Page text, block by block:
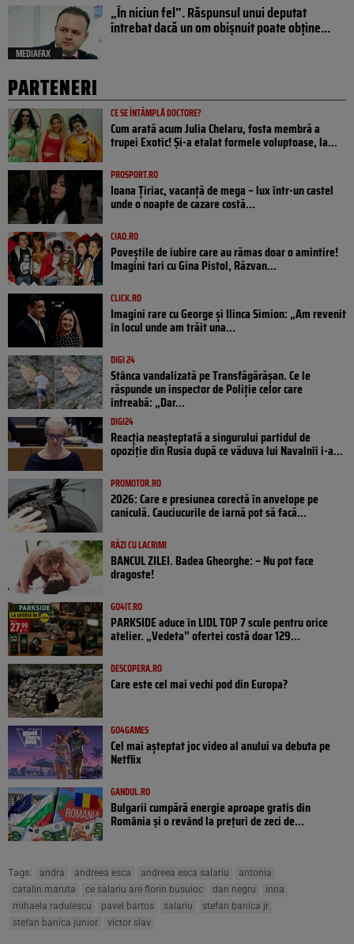
MEDIAFAX
„În niciun fel”. Răspunsul unui deputat
întrebat dacă un om obișnuit poate obține...
PARTENERI
CE SE ÎNTÂMPLĂ DOCTORE?
Cum arată acum Julia Chelaru, fosta membră a
trupei Exotic! Și-a etalat formele voluptoase, la...
PROSPORT.RO
Ioana Țiriac, vacanță de mega – lux într-un castel
unde o noapte de cazare costă...
CIAO.RO
Poveştile de iubire care au rămas doar o amintire!
Imagini tari cu Gina Pistol, Răzvan...
CLICK.RO
Imagini rare cu George și Ilinca Simion: „Am revenit
în locul unde am trăit una...
DIGI 24
Stânca vandalizată pe Transfăgărășan. Ce le
răspunde un inspector de Poliție celor care
întreabă: „Dar...
DIGI24
Reacția neașteptată a singurului partidul de
opoziţie din Rusia după ce văduva lui Navalnîi i-a...
PROMOTOR.RO
2026: Care e presiunea corectă în anvelope pe
caniculă. Cauciucurile de iarnă pot să facă...
RÂZI CU LACRIMI
BANCUL ZILEI. Badea Gheorghe: – Nu pot face
dragoste!
GO4IT.RO
PARKSIDE aduce în LIDL TOP 7 scule pentru orice
atelier. „Vedeta” ofertei costă doar 129...
DESCOPERA.RO
Care este cel mai vechi pod din Europa?
GO4GAMES
Cel mai așteptat joc video al anului va debuta pe
Netflix
GANDUL.RO
Bulgarii cumpără energie aproape gratis din
România și o revând la prețuri de zeci de...
Tags: andra andreea esca andreea esca salariu
antonia
catalin maruta
ce salariu are florin busuioc dan negru
inna
mihaela radulescu
pavel bartos salariu
stefan banica jr
stefan banica junior
victor slav